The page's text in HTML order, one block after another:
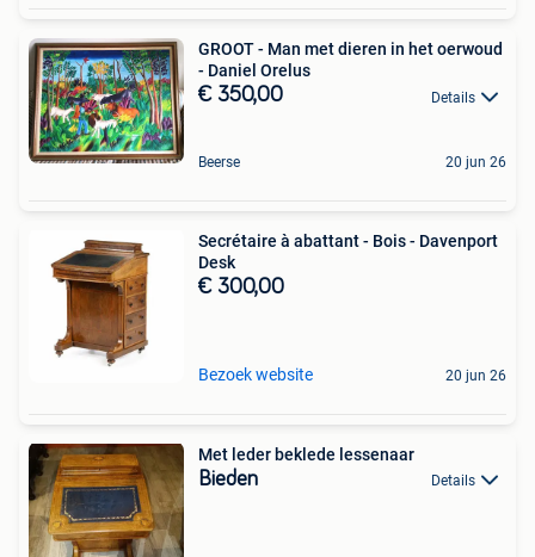
GROOT - Man met dieren in het oerwoud
- Daniel Orelus
€ 350,00 Details
Beerse 20 jun 26
Secrétaire à abattant - Bois - Davenport
Desk
€ 300,00
Bezoek website 20 jun 26
Met leder beklede lessenaar
Bieden Details